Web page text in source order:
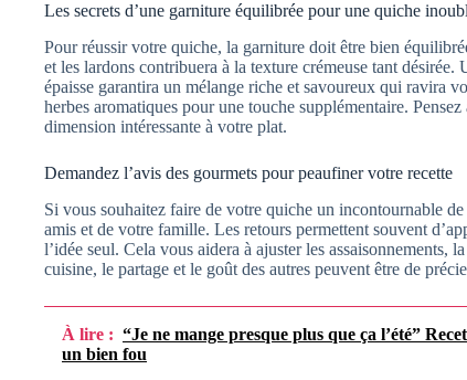
Les secrets d’une garniture équilibrée pour une quiche
Pour réussir votre quiche, la garniture doit être bien
et les lardons contribuera à la texture crémeuse tant
épaisse garantira un mélange riche et savoureux qui ravira
herbes aromatiques pour une touche supplémentaire.
dimension intéressante à votre plat.
Demandez l’avis des gourmets pour peaufiner votre recette
Si vous souhaitez faire de votre quiche un incontournable
amis et de votre famille. Les retours permettent souvent
l’idée seul. Cela vous aidera à ajuster les assaisonnements,
cuisine, le partage et le goût des autres peuvent être de
À lire : “Je ne mange presque plus que ça l’été”
un bien fou